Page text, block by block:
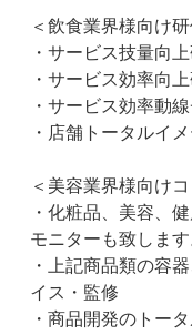
＜飲食業界様向け
・サービス技量向
・サービス効率向
・サービス効率動
・店舗トータルイ
＜美容業界様向け
・化粧品、美容、
モニターも致します
・上記商品類の容
イス・監修
・商品開発のトー